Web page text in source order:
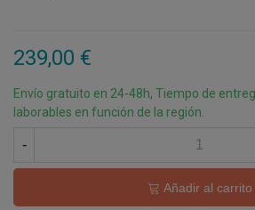
239,00 €
Envío gratuito en 24-48h, Tiempo de
laborables en función de la región.
-
Añadir al carrito